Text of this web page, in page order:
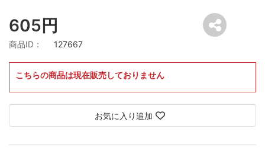
605円
商品ID： 127667
こちらの商品は現在販売しておりません
お気に入り追加